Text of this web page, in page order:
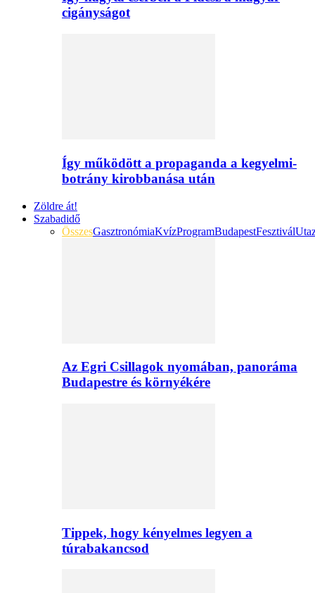
cigányságot
Így működött a propaganda a kegyelmi-
botrány kirobbanása után
Zöldre át!
Szabadidő
ÖsszesGasztronómiaKvízProgramBudapestFesztivál
Az Egri Csillagok nyomában, panoráma
Budapestre és környékére
Tippek, hogy kényelmes legyen a
túrabakancsod